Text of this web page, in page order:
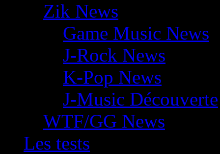
Zik News
Game Music News
J-Rock News
K-Pop News
J-Music Découverte
WTF/GG News
Les tests